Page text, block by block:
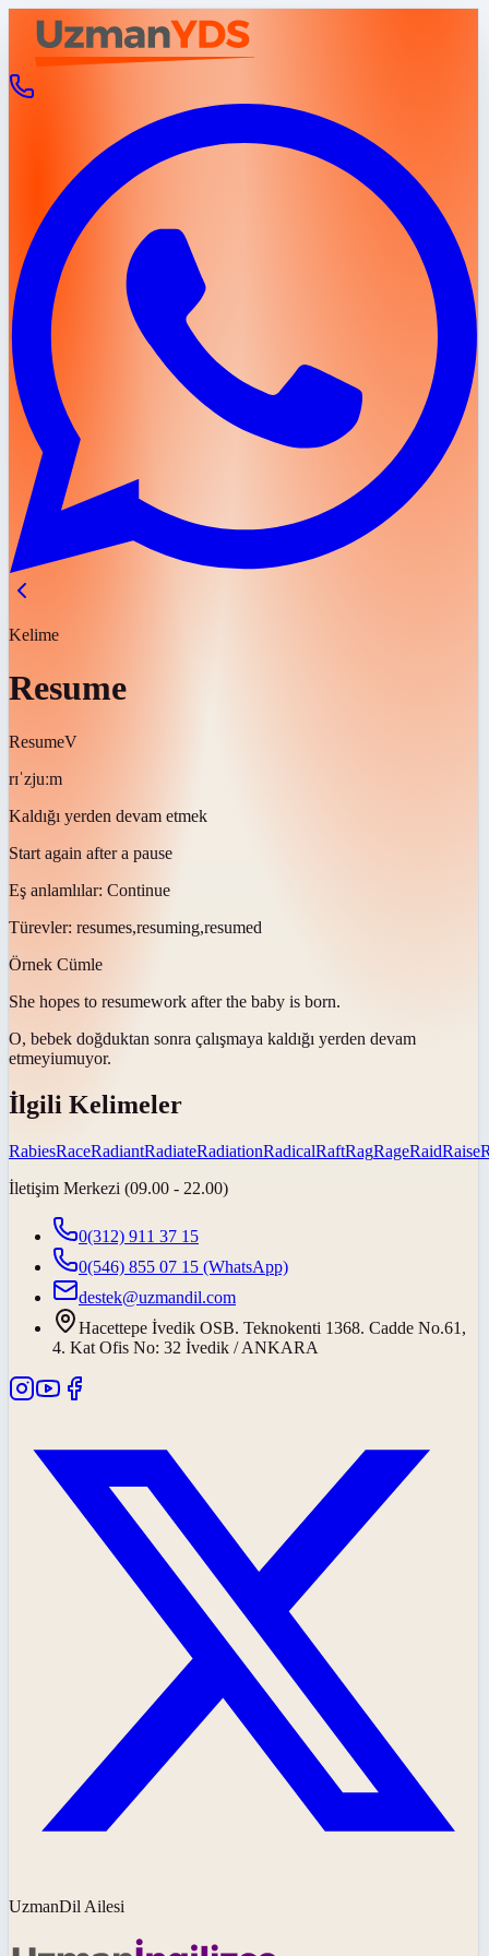
Kelime
Resume
ResumeV
rɪˈzjuːm
Kaldığı yerden devam etmek
Start again after a pause
Eş anlamlılar: Continue
Türevler: resumes,resuming,resumed
Örnek Cümle
She hopes to resumework after the baby is born.
O, bebek doğduktan sonra çalışmaya kaldığı yerden devam
etmeyiumuyor.
İlgili Kelimeler
RabiesRaceRadiantRadiateRadiationRadicalRaftRagRageRaidRaise
İletişim Merkezi (09.00 - 22.00)
0(312) 911 37 15
0(546) 855 07 15 (WhatsApp)
destek@uzmandil.com
Hacettepe İvedik OSB. Teknokenti 1368. Cadde No.61,
4. Kat Ofis No: 32 İvedik / ANKARA
UzmanDil Ailesi